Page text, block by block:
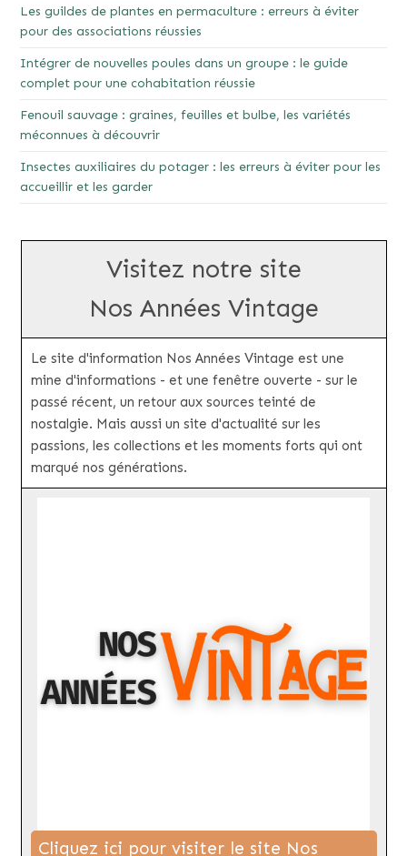
Les guildes de plantes en permaculture : erreurs à éviter
pour des associations réussies
Intégrer de nouvelles poules dans un groupe : le guide
complet pour une cohabitation réussie
Fenouil sauvage : graines, feuilles et bulbe, les variétés
méconnues à découvrir
Insectes auxiliaires du potager : les erreurs à éviter pour les
accueillir et les garder
Visitez notre site
Nos Années Vintage
Le site d'information Nos Années Vintage est une
mine d'informations - et une fenêtre ouverte - sur le
passé récent, un retour aux sources teinté de
nostalgie. Mais aussi un site d'actualité sur les
passions, les collections et les moments forts qui ont
marqué nos générations.
Cliquez ici pour visiter le site Nos